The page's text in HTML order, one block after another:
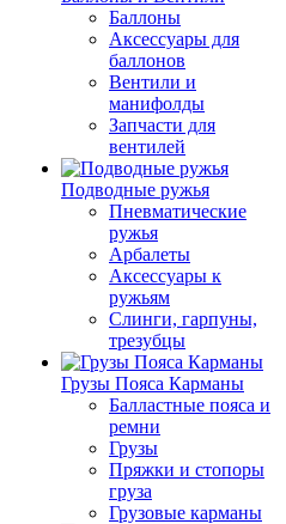
Баллоны
Аксессуары для
баллонов
Вентили и
манифолды
Запчасти для
вентилей
Подводные ружья
Пневматические
ружья
Арбалеты
Аксессуары к
ружьям
Слинги, гарпуны,
трезубцы
Грузы Пояса Карманы
Балластные пояса и
ремни
Грузы
Пряжки и стопоры
груза
Грузовые карманы